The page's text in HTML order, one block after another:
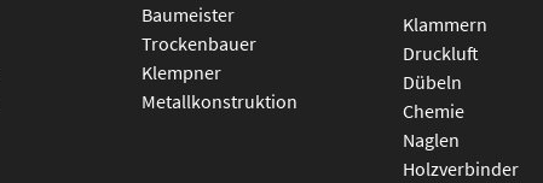
Baumeister
Trockenbauer
Klempner
Metallkonstruktion
klammern
druckluft
dübeln
chemie
naglen
holzverbinder